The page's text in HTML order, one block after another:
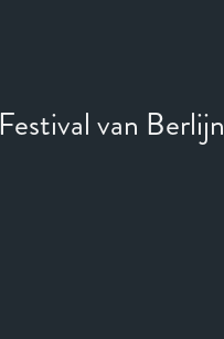
van Berlijn